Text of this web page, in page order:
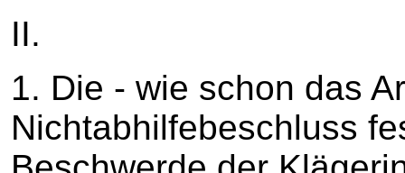
II.
1. Die - wie schon das
Nichtabhilfebeschluss